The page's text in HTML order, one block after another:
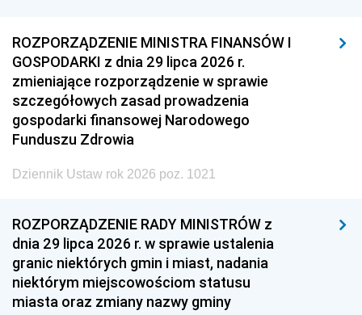
ROZPORZĄDZENIE MINISTRA FINANSÓW I
GOSPODARKI z dnia 29 lipca 2026 r.
zmieniające rozporządzenie w sprawie
szczegółowych zasad prowadzenia
gospodarki finansowej Narodowego
Funduszu Zdrowia
Dziennik Ustaw rok 2026 poz. 1021
ROZPORZĄDZENIE RADY MINISTRÓW z
dnia 29 lipca 2026 r. w sprawie ustalenia
granic niektórych gmin i miast, nadania
niektórym miejscowościom statusu
miasta oraz zmiany nazwy gminy